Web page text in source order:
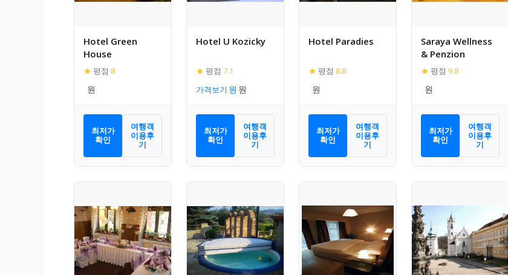
Hotel Green
House
★ 평점 8
최저가
확인
여행객
이용후
기
Hotel U Kozicky
★ 평점 7.1
가격보기
최저가
확인
여행객
이용후
기
Hotel Paradies
★ 평점 8.8
최저가
확인
여행객
이용후
기
Saraya Wellness
& Penzion
★ 평점 9.8
최저가
확인
여행객
이용후
기